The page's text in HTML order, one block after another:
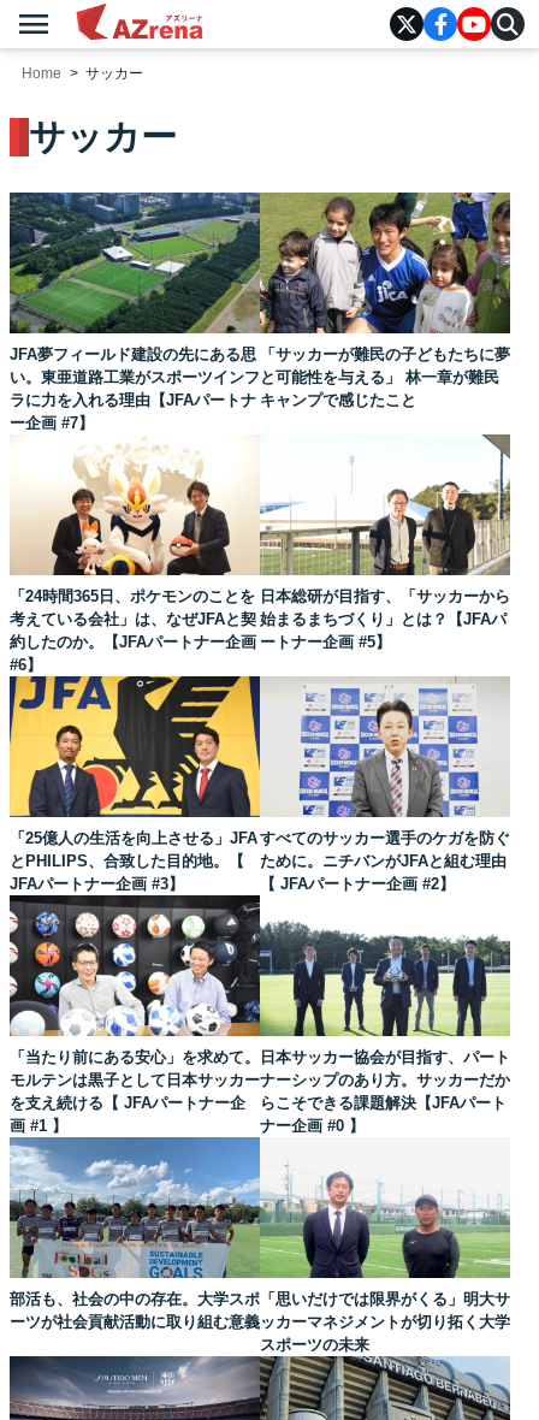
menu
Home サッカー
サッカー
JFA夢フィールド建設の先にある思
い。東亜道路工業がスポーツインフ
ラに力を入れる理由【JFAパートナ
ー企画 #7】
「サッカーが難民の子どもたちに夢
と可能性を与える」 林一章が難民
キャンプで感じたこと
「24時間365日、ポケモンのことを
考えている会社」は、なぜJFAと契
約したのか。【JFAパートナー企画
#6】
日本総研が目指す、「サッカーから
始まるまちづくり」とは？【JFAパ
ートナー企画 #5】
「25億人の生活を向上させる」JFA
とPHILIPS、合致した目的地。【
JFAパートナー企画 #3】
すべてのサッカー選手のケガを防ぐ
ために。ニチバンがJFAと組む理由
【 JFAパートナー企画 #2】
「当たり前にある安心」を求めて。
モルテンは黒子として日本サッカー
を支え続ける【 JFAパートナー企
画 #1 】
日本サッカー協会が目指す、パート
ナーシップのあり方。サッカーだか
らこそできる課題解決【JFAパート
ナー企画 #0 】
部活も、社会の中の存在。大学スポ
ーツが社会貢献活動に取り組む意義
「思いだけでは限界がくる」明大サ
ッカーマネジメントが切り拓く大学
スポーツの未来